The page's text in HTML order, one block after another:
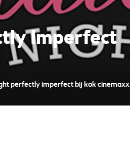
Imperfect
perfectly imperfect bij kok cinemaxx